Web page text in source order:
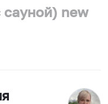
new